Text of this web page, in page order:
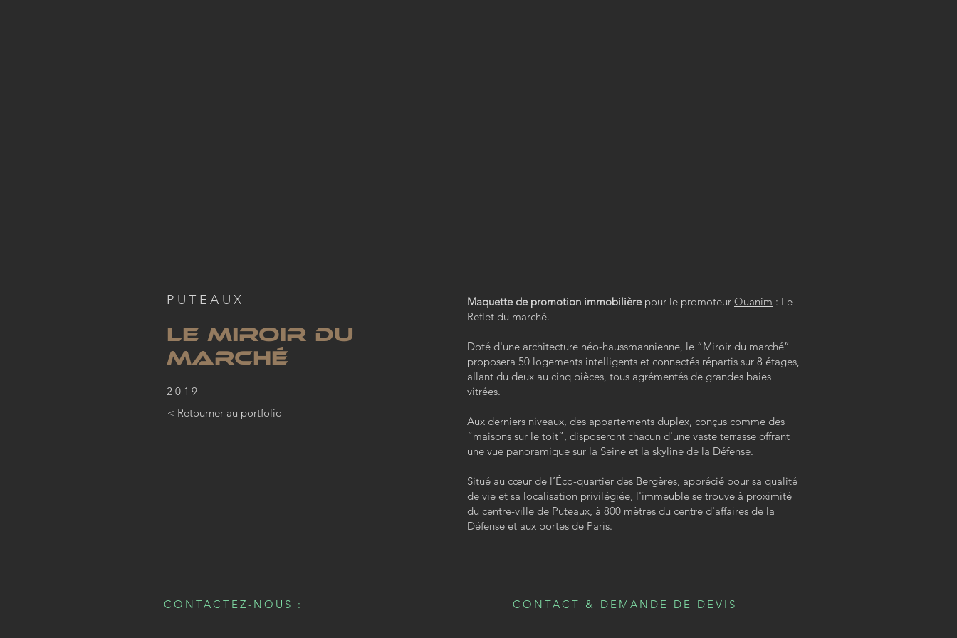
PUTEAUX
LE Miroir DU
MARCHÉ
2019
< Retourner au portfolio
Maquette de promotion immobilière pour le promoteur Quanim : Le
Reflet du marché.
Doté d'une architecture néo-haussmannienne, le “Miroir du marché”
proposera 50 logements intelligents et connectés répartis sur 8 étages,
allant du deux au cinq pièces, tous agrémentés de grandes baies
vitrées.
Aux derniers niveaux, des appartements duplex, conçus comme des
“maisons sur le toit”, disposeront chacun d'une vaste terrasse offrant
une vue panoramique sur la Seine et la skyline de la Défense.
Situé au cœur de l’Éco-quartier des Bergères, apprécié pour sa qualité
de vie et sa localisation privilégiée, l'immeuble se trouve à proximité
du centre-ville de Puteaux, à 800 mètres du centre d'affaires de la
Défense et aux portes de Paris.
CONTACTEZ-NOUS : CONTACT & DEMANDE DE DEVIS